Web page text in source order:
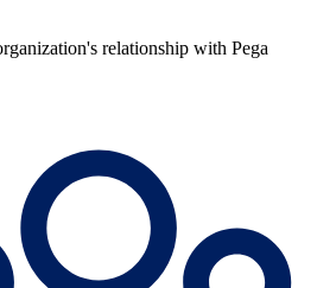
relationship with Pega